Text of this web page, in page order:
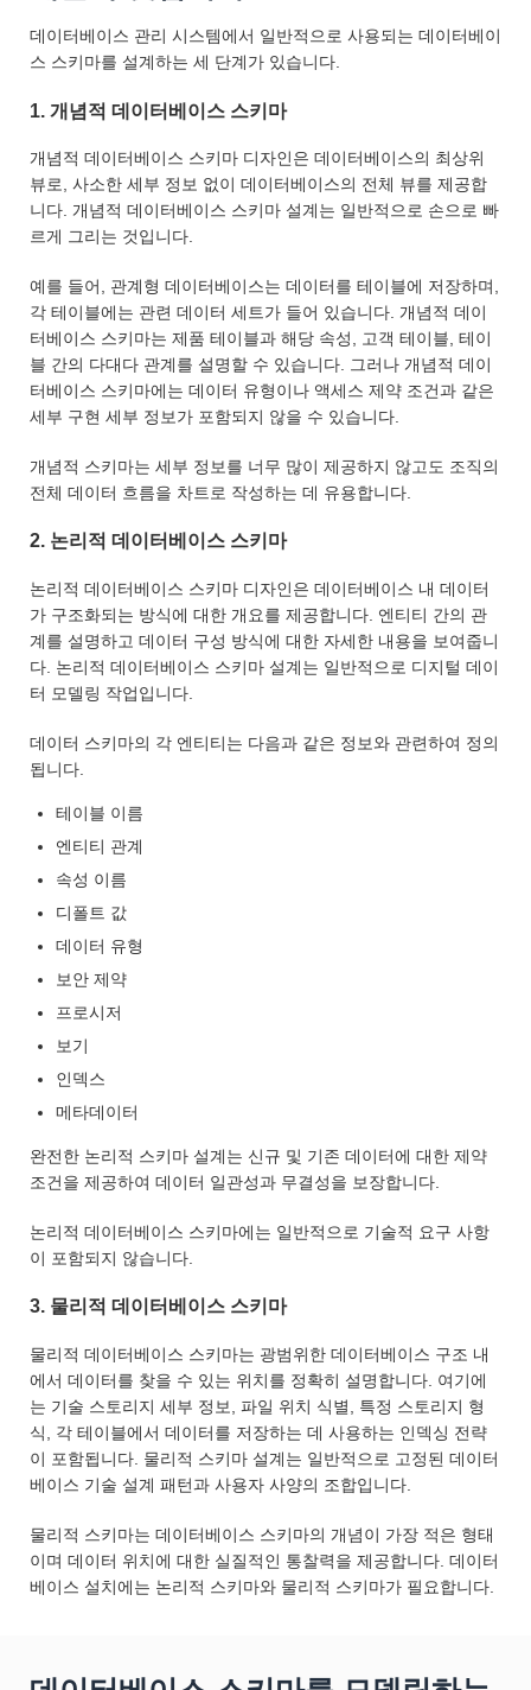
데이터베이스 관리 시스템에서 일반적으로 사용되는 데이터베이
스 스키마를 설계하는 세 단계가 있습니다.
1. 개념적 데이터베이스 스키마
개념적 데이터베이스 스키마 디자인은 데이터베이스의 최상위
뷰로, 사소한 세부 정보 없이 데이터베이스의 전체 뷰를 제공합
니다. 개념적 데이터베이스 스키마 설계는 일반적으로 손으로 빠
르게 그리는 것입니다.
예를 들어, 관계형 데이터베이스는 데이터를 테이블에 저장하며,
각 테이블에는 관련 데이터 세트가 들어 있습니다. 개념적 데이
터베이스 스키마는 제품 테이블과 해당 속성, 고객 테이블, 테이
블 간의 다대다 관계를 설명할 수 있습니다. 그러나 개념적 데이
터베이스 스키마에는 데이터 유형이나 액세스 제약 조건과 같은
세부 구현 세부 정보가 포함되지 않을 수 있습니다.
개념적 스키마는 세부 정보를 너무 많이 제공하지 않고도 조직의
전체 데이터 흐름을 차트로 작성하는 데 유용합니다.
2. 논리적 데이터베이스 스키마
논리적 데이터베이스 스키마 디자인은 데이터베이스 내 데이터
가 구조화되는 방식에 대한 개요를 제공합니다. 엔티티 간의 관
계를 설명하고 데이터 구성 방식에 대한 자세한 내용을 보여줍니
다. 논리적 데이터베이스 스키마 설계는 일반적으로 디지털 데이
터 모델링 작업입니다.
데이터 스키마의 각 엔티티는 다음과 같은 정보와 관련하여 정의
됩니다.
테이블 이름
엔티티 관계
속성 이름
디폴트 값
데이터 유형
보안 제약
프로시저
보기
인덱스
메타데이터
완전한 논리적 스키마 설계는 신규 및 기존 데이터에 대한 제약
조건을 제공하여 데이터 일관성과 무결성을 보장합니다.
논리적 데이터베이스 스키마에는 일반적으로 기술적 요구 사항
이 포함되지 않습니다.
3. 물리적 데이터베이스 스키마
물리적 데이터베이스 스키마는 광범위한 데이터베이스 구조 내
에서 데이터를 찾을 수 있는 위치를 정확히 설명합니다. 여기에
는 기술 스토리지 세부 정보, 파일 위치 식별, 특정 스토리지 형
식, 각 테이블에서 데이터를 저장하는 데 사용하는 인덱싱 전략
이 포함됩니다. 물리적 스키마 설계는 일반적으로 고정된 데이터
베이스 기술 설계 패턴과 사용자 사양의 조합입니다.
물리적 스키마는 데이터베이스 스키마의 개념이 가장 적은 형태
이며 데이터 위치에 대한 실질적인 통찰력을 제공합니다. 데이터
베이스 설치에는 논리적 스키마와 물리적 스키마가 필요합니다.